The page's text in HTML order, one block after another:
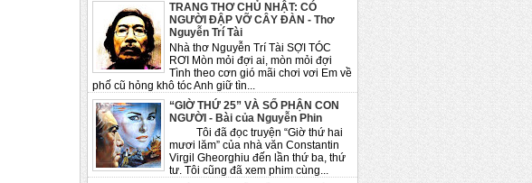
TRANG THƠ CHỦ NHẬT: CÓ
NGƯỜI ĐẬP VỠ CÂY ĐÀN - Thơ
Nguyễn Trí Tài
Nhà thơ Nguyễn Trí Tài SỢI TÓC
RƠI Mòn mỏi đợi ai, mòn mỏi đợi
Tình theo cơn gió mãi chơi vơi Em về
phố cũ hỏng khô tóc Anh giữ tìn...
“GIỜ THỨ 25” VÀ SỐ PHẬN CON
NGƯỜI - Bài của Nguyễn Phin
Tôi đã đọc truyện “Giờ thứ hai
mươi lăm” của nhà văn Constantin
Virgil Gheorghiu đến lần thứ ba, thứ
tư. Tôi cũng đã xem phim cùng...